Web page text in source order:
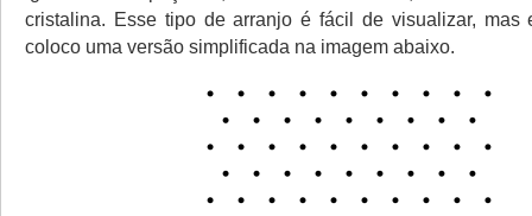
cristalina. Esse tipo de arranjo é fácil de visualizar, mas
coloco uma versão simplificada na imagem abaixo.